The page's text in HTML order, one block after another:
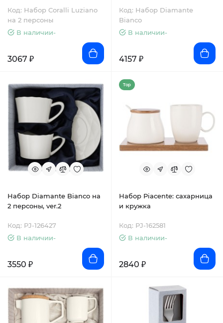
Код: Набор Coralli Luziano
на 2 персоны
В наличии-
3067 ₽
Код: Набор Diamante
Bianco
В наличии-
4157 ₽
Набор Diamante Bianco на
2 персоны, ver.2
Код: PJ-126427
В наличии-
3550 ₽
Top
Набор Piacente: сахарница
и кружка
Код: PJ-162581
В наличии-
2840 ₽